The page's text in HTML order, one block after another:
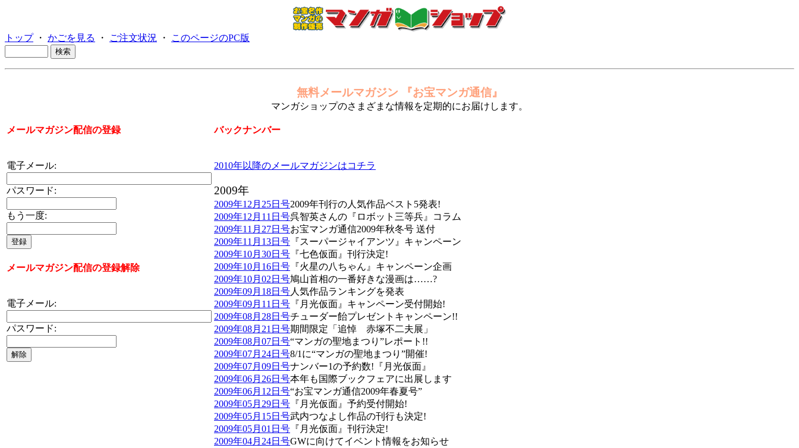
トップ・ かごを見る ・ ご注文状況 ・ このページのPC版
無料メールマガジン 『お宝マンガ通信』
マンガショップのさまざまな情報を定期的にお届けします。
メールマガジン配信の登録
電子メール:
パスワード:
もう一度:
メールマガジン配信の登録解除
電子メール:
パスワード:
バックナンバー
2010年以降のメールマガジンはコチラ
2009年
2009年12月25日号2009年刊行の人気作品ベスト5発表!
2009年12月11日号呉智英さんの『ロボット三等兵』コラム
2009年11月27日号お宝マンガ通信2009年秋冬号 送付
2009年11月13日号 『スーパージャイアンツ』キャンペーン
2009年10月30日号 『七色仮面』刊行決定!
2009年10月16日号 『火星の八ちゃん』キャンペーン企画
2009年10月02日号鳩山首相の一番好きな漫画は……?
2009年09月18日号人気作品ランキングを発表
2009年09月11日号 『月光仮面』キャンペーン受付開始!
2009年08月28日号チューダー飴プレゼントキャンペーン!!
2009年08月21日号期間限定「追悼 赤塚不二夫展」
2009年08月07日号“マンガの聖地まつり”レポート!!
2009年07月24日号8/1に“マンガの聖地まつり”開催!
2009年07月09日号ナンバー1の予約数!『月光仮面』
2009年06月26日号本年も国際ブックフェアに出展します
2009年06月12日号“お宝マンガ通信2009年春夏号”
2009年05月29日号 『月光仮面』予約受付開始!
2009年05月15日号武内つなよし作品の刊行も決定!
2009年05月01日号 『月光仮面』刊行決定!
2009年04月24日号GWに向けてイベント情報をお知らせ